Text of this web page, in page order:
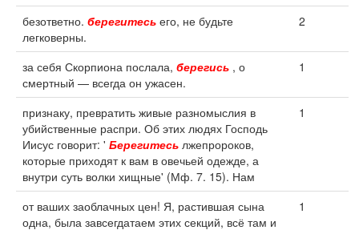
безответно. берегитесь его, не будьте
легковерны.
2
за себя Скорпиона послала, берегись , о
смертный — всегда он ужасен.
1
признаку, превратить живые разномыслия в
убийственные распри. Об этих людях Господь
Иисус говорит: ' Берегитесь лжепророков,
которые приходят к вам в овечьей одежде, а
внутри суть волки хищные' (Мф. 7. 15). Нам
1
от ваших заоблачных цен! Я, растившая сына
одна, была завсегдатаем этих секций, всё там и
1